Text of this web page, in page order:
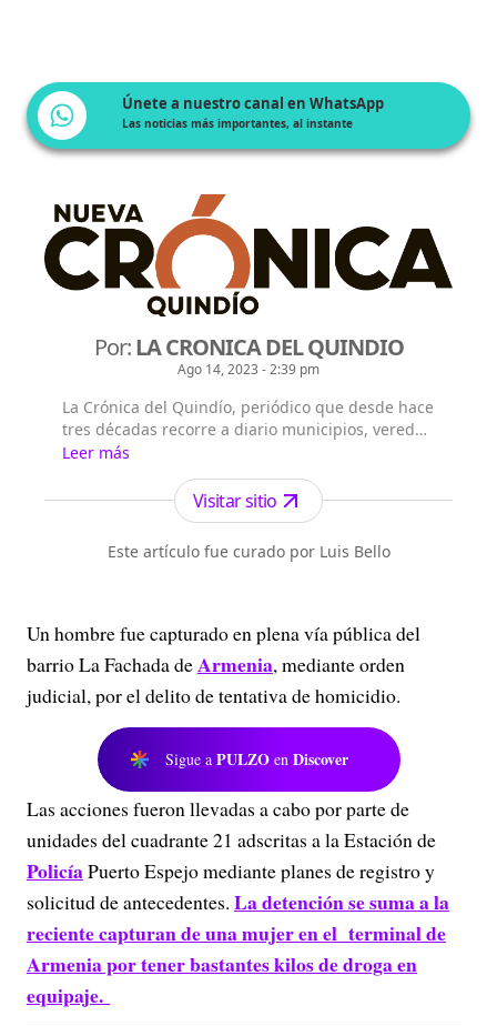
Únete a nuestro canal en WhatsApp
Las noticias más importantes, al instante
Por:LA CRONICA DEL QUINDIO
Ago 14, 2023 - 2:39 pm
La Crónica del Quindío, periódico que desde hace
tres décadas recorre a diario municipios, veredas
y calles llevando información veraz y oportuna,
investigando y escuchando para actualizar a
todos los quindianos.
Leer más
Visitar sitio
Este artículo fue curado por Luis Bello
Un hombre fue capturado en plena vía pública del
barrio La Fachada deArmenia, mediante orden
judicial, por el delito de tentativa de homicidio.
Sigue a PULZO en Discover
Las acciones fueron llevadas a cabo por parte de
unidades del cuadrante 21 adscritas a la Estación de
PolicíaPuerto Espejo mediante planes de registro y
solicitud de antecedentes. La detención se suma a la
reciente capturan de una mujer en el terminal de
Armenia por tener bastantes kilos de droga en
equipaje.